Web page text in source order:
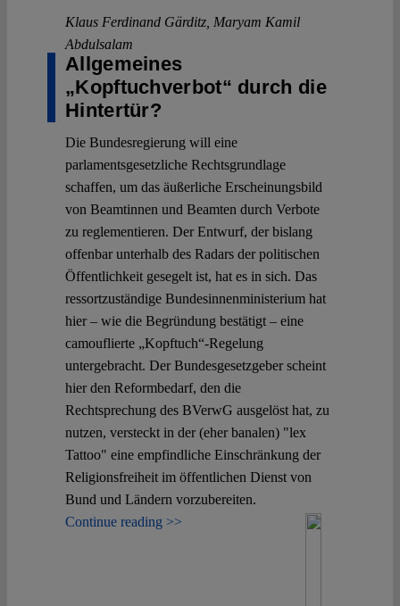
Klaus Ferdinand Gärditz, Maryam Kamil
Abdulsalam
Allgemeines
„Kopftuchverbot“ durch die
Hintertür?
Die Bundesregierung will eine
parlamentsgesetzliche Rechtsgrundlage
schaffen, um das äußerliche Erscheinungsbild
von Beamtinnen und Beamten durch Verbote
zu reglementieren. Der Entwurf, der bislang
offenbar unterhalb des Radars der politischen
Öffentlichkeit gesegelt ist, hat es in sich. Das
ressortzuständige Bundesinnenministerium hat
hier – wie die Begründung bestätigt – eine
camouflierte „Kopftuch“-Regelung
untergebracht. Der Bundesgesetzgeber scheint
hier den Reformbedarf, den die
Rechtsprechung des BVerwG ausgelöst hat, zu
nutzen, versteckt in der (eher banalen) "lex
Tattoo" eine empfindliche Einschränkung der
Religionsfreiheit im öffentlichen Dienst von
Bund und Ländern vorzubereiten.
Continue reading >>